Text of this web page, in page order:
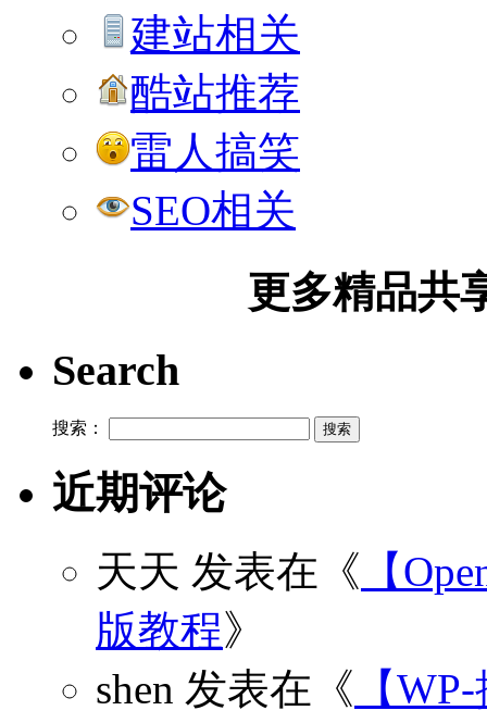
建站相关
酷站推荐
雷人搞笑
SEO相关
更多精品共
Search
搜索：
近期评论
天天 发表在《 【
版教程》
shen 发表在《 【